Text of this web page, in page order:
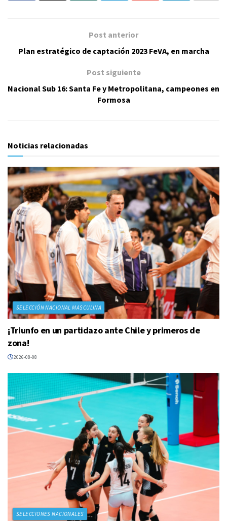
Post anterior
Plan estratégico de captación 2023 FeVA, en marcha
Post siguiente
Nacional Sub 16: Santa Fe y Metropolitana, campeones en
Formosa
Noticias relacionadas
SELECCIÓN NACIONAL MASCULINA
¡Triunfo en un partidazo ante Chile y primeros de
zona!
2026-08-08
SELECCIONES NACIONALES